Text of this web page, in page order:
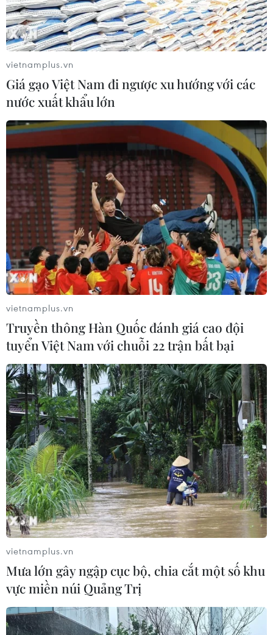
Ngân hàng Nhà nước lý giải nguyên nhân
tín dụng 2 tháng đầu năm tăng trưởng âm
14/03/2024 04:31
Phó Thống đốc cho biết đến ngày 29/2/2024, tín dụng
nền kinh tế giảm 0,72% so với cuối năm 2023. Tuy
nhiên, tốc độ giảm của tháng Hai đã chậm lại (-0,05%)
so với tháng Một (-0,6%).
vietnamplus.vn
Giá gạo Việt Nam đi ngược xu hướng với các
nước xuất khẩu lớn
vietnamplus.vn
Truyền thông Hàn Quốc đánh giá cao đội
tuyển Việt Nam với chuỗi 22 trận bất bại
vietnamplus.vn
Mưa lớn gây ngập cục bộ, chia cắt một số khu
vực miền núi Quảng Trị